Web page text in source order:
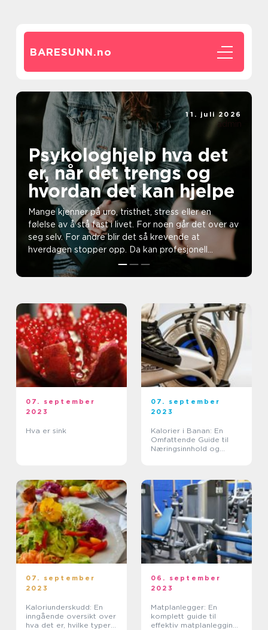
BARESUNN.no
Psykologhjelp hva det
er, når det trengs og
hvordan det kan hjelpe
Mange kjenner på uro, tristhet, stress eller en
følelse av å stå fast i livet. For noen går det over av
seg selv. For andre blir det så krevende at
hverdagen stopper opp. Da kan profesjonell
psykologh...
11. juli 2026
admin
07. september
2023
Hva er sink
07. september
2023
Kalorier i Banan: En
Omfattende Guide til
Næringsinnhold og
07. september
2023
Kaloriunderskudd: En
inngående oversikt over
hva det er, hvilke typer
06. september
2023
Matplanlegger: En
komplett guide til
effektiv matplanlegging